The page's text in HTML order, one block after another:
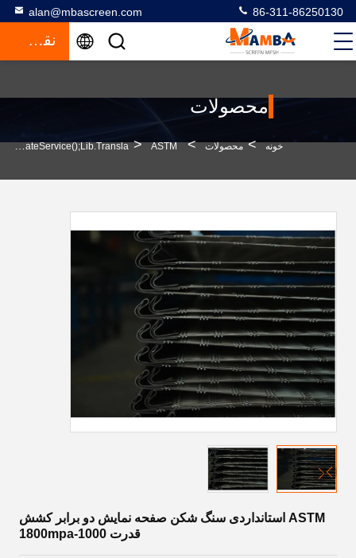
alan@mbascreen.com 86-311-86250130
نقل قول
محصولات
خونه > محصولات >
Quarry Screen Meshfunction GtElInit() {var Lib = New Google.translate.TranslateService();lib.transla > ASTM استانداردی سنگ شکن صفحه نمایش دو برابر کشش قدرت 1000-1800mpa
ASTM استانداردی سنگ شکن صفحه نمایش دو برابر کشش
قدرت 1000-1800mpa